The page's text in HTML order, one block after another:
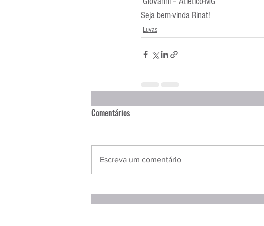
Seja bem-vinda Rinat!
Luvas
Comentários
Escreva um comentário